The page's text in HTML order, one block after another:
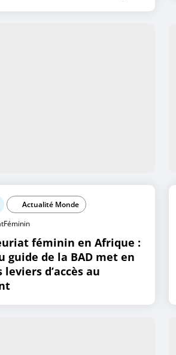
Actualité Monde
féminin en Afrique :
guide de la BAD met en
d’accès au